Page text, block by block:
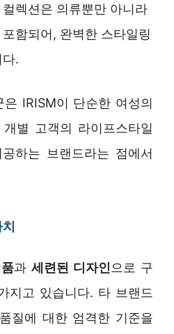
렉션은 의류뿐만 아니라
함되어, 완벽한 스타일링
.
IRISM이 단순한 여성의
별 고객의 라이프스타일
하는 브랜드라는 점에서
과 세련된 디자인 으로 구
지고 있습니다. 타 브랜드
질에 대한 엄격한 기준을